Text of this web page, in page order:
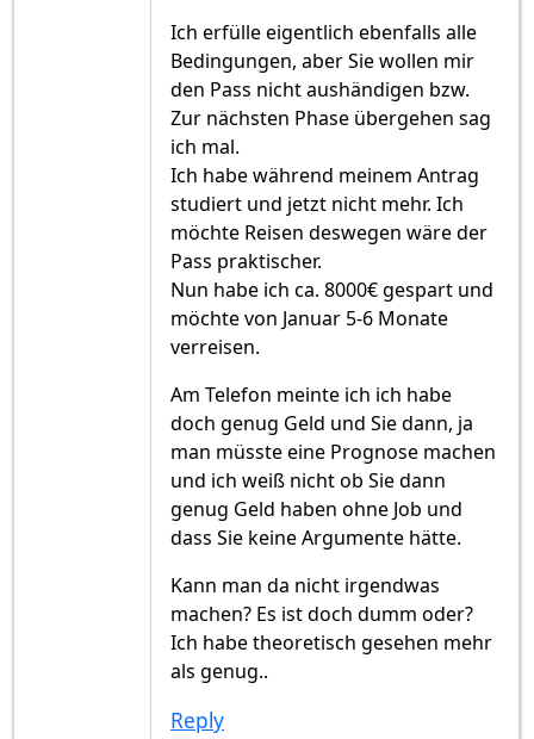
Ich erfülle eigentlich ebenfalls alle
Bedingungen, aber Sie wollen mir
den Pass nicht aushändigen bzw.
Zur nächsten Phase übergehen sag
ich mal.
Ich habe während meinem Antrag
studiert und jetzt nicht mehr. Ich
möchte Reisen deswegen wäre der
Pass praktischer.
Nun habe ich ca. 8000€ gespart und
möchte von Januar 5-6 Monate
verreisen.
Am Telefon meinte ich ich habe
doch genug Geld und Sie dann, ja
man müsste eine Prognose machen
und ich weiß nicht ob Sie dann
genug Geld haben ohne Job und
dass Sie keine Argumente hätte.
Kann man da nicht irgendwas
machen? Es ist doch dumm oder?
Ich habe theoretisch gesehen mehr
als genug..
Reply